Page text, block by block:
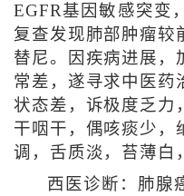
EGFR基因敏感突变
复查发现肺部肿瘤较
替尼。因疾病进展，
常差，遂寻求中医药
状态差，诉极度乏力
干咽干，偶咳痰少，
调，舌质淡，苔薄白
西医诊断：肺腺